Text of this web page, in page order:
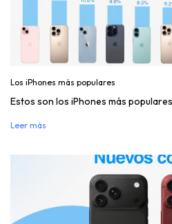
Los iPhones más populares
Estos son los iPhones más
Leer más